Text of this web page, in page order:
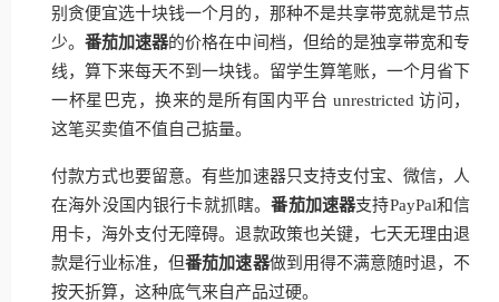
别贪便宜选十块钱一个月的，那种不是共享带宽就是节点
少。番茄加速器的价格在中间档，但给的是独享带宽和专
线，算下来每天不到一块钱。留学生算笔账，一个月省下
一杯星巴克，换来的是所有国内平台 unrestricted 访问，
这笔买卖值不值自己掂量。
付款方式也要留意。有些加速器只支持支付宝、微信，人
在海外没国内银行卡就抓瞎。番茄加速器支持PayPal和信
用卡，海外支付无障碍。退款政策也关键，七天无理由退
款是行业标准，但番茄加速器做到用得不满意随时退，不
按天折算，这种底气来自产品过硬。